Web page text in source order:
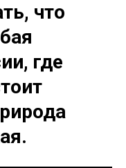
что
где